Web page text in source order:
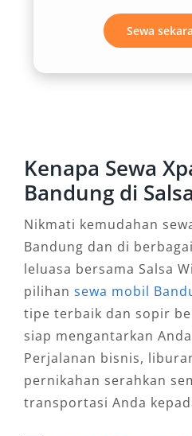
Topografi Bandung yang
Strut dan suspensi
yang terbukti mampu
dengan maksimal. Saat
Bandung untuk
pegunungan seperti
Perahu, kestabilan
dengan baik.
4. Fitur Keamanan
Xpander dilengkapi
keselamatan seperti
Sewa
Kenapa Sewa
Bandung di
Nikmati kemudahan
Bandung dan di
leluasa bersama Salsa
pilihan sewa mobil
tipe terbaik dan sopir
siap mengantarkan
Perjalanan bisnis,
pernikahan serahkan
transportasi Anda